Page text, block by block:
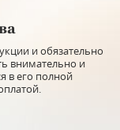
Jihlava
и обязательно
внимательно и
в его полной